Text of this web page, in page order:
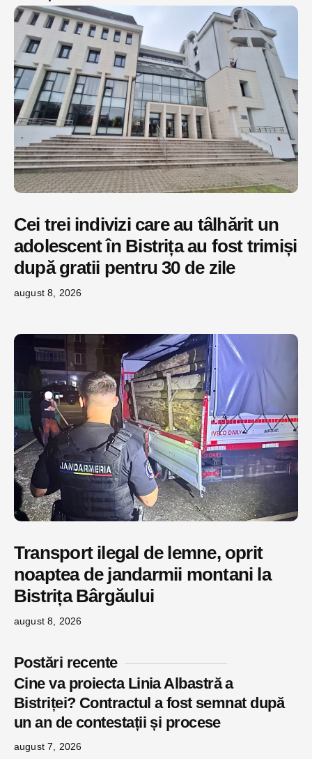
Cei trei indivizi care au tâlhărit un
adolescent în Bistrița au fost trimiși
după gratii pentru 30 de zile
august 8, 2026
Transport ilegal de lemne, oprit
noaptea de jandarmii montani la
Bistrița Bârgăului
august 8, 2026
Postări recente
Cine va proiecta Linia Albastră a
Bistriței? Contractul a fost semnat după
un an de contestații și procese
august 7, 2026